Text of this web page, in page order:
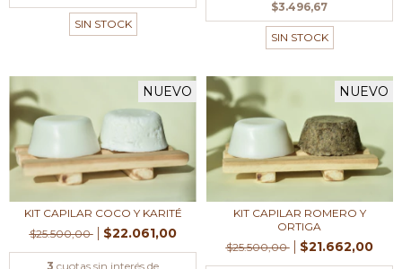
SIN STOCK
$3.496,67
SIN STOCK
NUEVO
KIT CAPILAR COCO Y KARITÉ
$25.500,00
$22.061,00
3 cuotas sin interés de
NUEVO
KIT CAPILAR ROMERO Y
ORTIGA
$25.500,00
$21.662,00